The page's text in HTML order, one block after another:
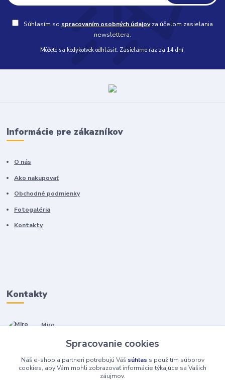
Súhlasím so spracovaním osobných údajovza účelom zasielania
newslettera.
Môžete sa kedykoľvek odhlásiť. Zasielame raz za 14 dní.
Informácie pre zákazníkov
O nás
Ako nakupovať
Obchodné podmienky
Fotogaléria
Kontakty
Kontakty
Miro
(Po-Pia, 7-17 hod.)
isopneumatiky@isopneumatiky.sk
Spracovanie cookies
Náš e-shop a partneri potrebujú Váš súhlas s použitím súborov
cookies, aby Vám mohli zobrazovať informácie týkajúce sa Vašich
záujmov.